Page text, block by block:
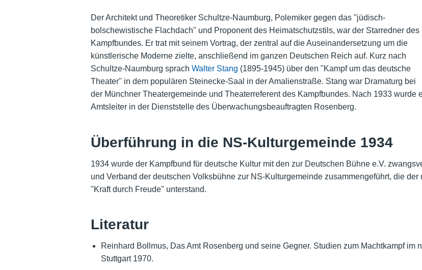
Der Architekt und Theoretiker Schultze-Naumburg, Polemiker gegen das "jüdisch-
bolschewistische Flachdach" und Proponent des Heimatschutzstils, war der Starredner des
Kampfbundes. Er trat mit seinem Vortrag, der zentral auf die Auseinandersetzung um die
künstlerische Moderne zielte, anschließend im ganzen Deutschen Reich auf. Kurz nach
Schultze-Naumburg sprach Walter Stang (1895-1945) über den "Kampf um das deutsche
Theater" in dem populären Steinecke-Saal in der Amalienstraße. Stang war Dramaturg bei
der Münchner Theatergemeinde und Theaterreferent des Kampfbundes. Nach 1933 wurde
Amtsleiter in der Dienststelle des Überwachungsbeauftragten Rosenberg.
Überführung in die NS-Kulturgemeinde 1934
1934 wurde der Kampfbund für deutsche Kultur mit den zur Deutschen Bühne e.V.
und Verband der deutschen Volksbühne zur NS-Kulturgemeinde zusammengeführt, die
"Kraft durch Freude" unterstand.
Literatur
Reinhard Bollmus, Das Amt Rosenberg und seine Gegner. Studien zum Machtkampf im
Stuttgart 1970.